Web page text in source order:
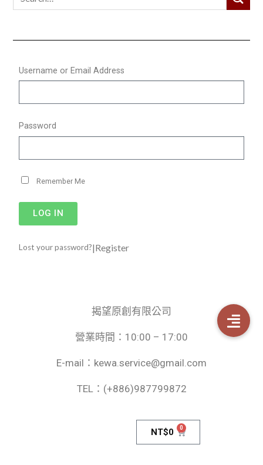
Username or Email Address
Password
Remember Me
LOG IN
Lost your password?|Register
揭望原創有限公司
營業時間：10:00 – 17:00
E-mail：kewa.service@gmail.com
TEL：(+886)987799872
NT$0 0